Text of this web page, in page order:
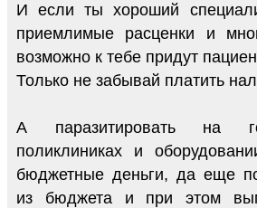
И если ты хороший
приемлимые расценки и
возможно к тебе придут
Только не забывай платить
А паразитировать на
поликлиниках и
бюджетные деньги, да еще
из бюджета и при этом